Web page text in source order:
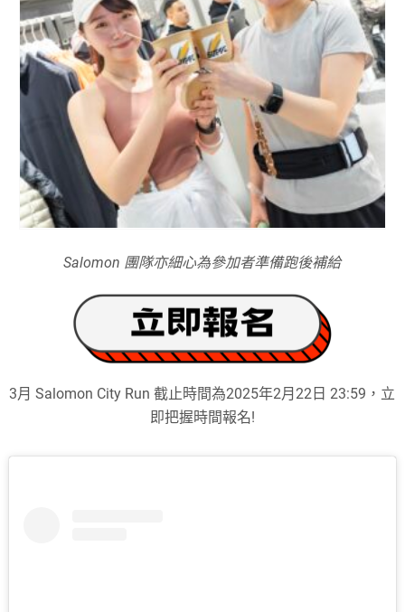
Salomon 團隊亦細心為參加者準備跑後補給
3月 Salomon City Run 截止時間為2025年2月22日 23:59，立
即把握時間報名!